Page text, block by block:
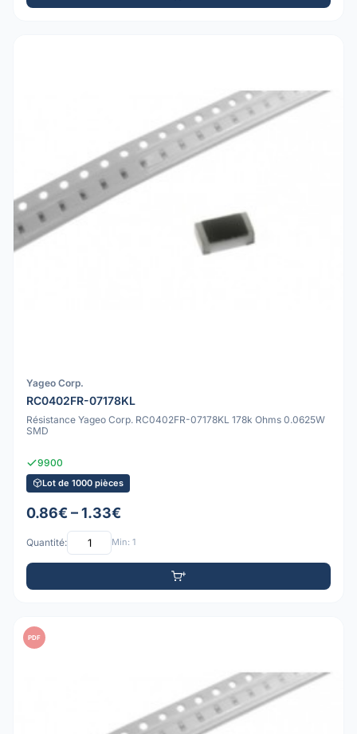
Yageo Corp.
RC0402FR-07178KL
Résistance Yageo Corp. RC0402FR-07178KL 178k Ohms 0.0625W
SMD
9900
Lot de 1000 pièces
0.86€ – 1.33€
Quantité: Min: 1
PDF